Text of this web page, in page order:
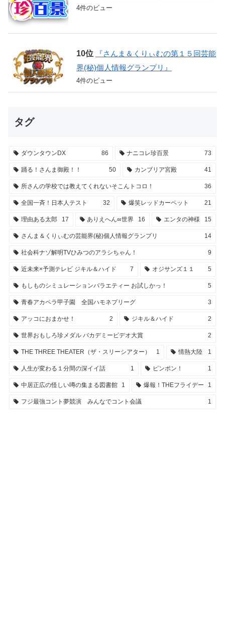
4件のビュー
『さんま＆くりぃむの第１５回芸能
界(秘)個人情報グランプリ』
4件のビュー
タグ
ダウンタウンDX 86 ナニコレ珍百景 73
踊る！さんま御殿！！ 50 カンブリア宮殿 41
所さんの学校では教えてくれないそこんトコロ！ 36
全国一斉！日本人テスト 32 爆笑レッドカーペット 21
理由ある太郎 17 ありえへん∞世界 16 エンタの神様 15
さんま＆くりぃむの芸能界(秘)個人情報グランプリ 14
社会科ナゾ解明TVひみつのアラシちゃん！ 9
近未来×予測テレビ ジキル＆ハイド 7 オジサンズ１１ 5
もしものシミュレーションバラエティー お試しかっ！ 5
青春アカペラ甲子園 全国ハモネプリーグ 3
アッコにおまかせ！ 2 ジキル＆ハイド 2
世界おもしろ珍メダル バカデミービデオ大賞 2
THE THREE THEATER（ザ・スリーシアター） 1 情熱大陸 1
人生が変わる１分間の深イイ話 1 ピンポン！ 1
中居正広の怪しい噂の集まる図書館 1 爆報！THEフライデー 1
フジ最強コント夢競演 みんなでコント会議 1